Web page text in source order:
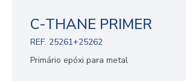
C-THANE PRIMER
REF. 25261+25262
Primário epóxi para metal